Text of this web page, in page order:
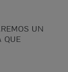
UN
QUE